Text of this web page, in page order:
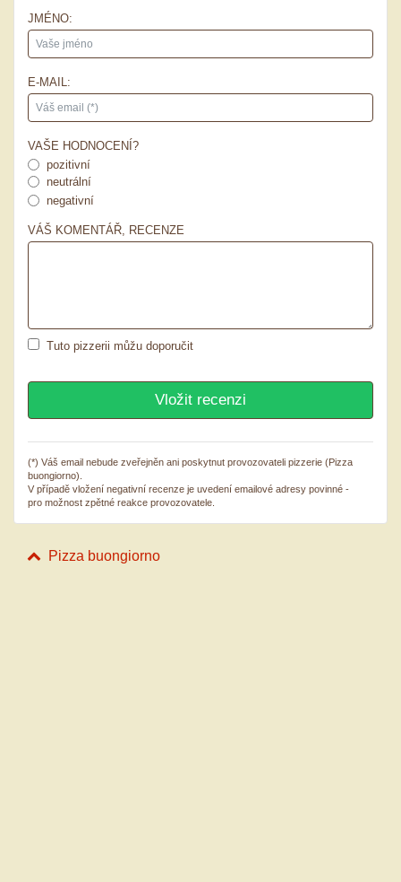
JMÉNO:
E-MAIL:
VAŠE HODNOCENÍ?
pozitivní
neutrální
negativní
VÁŠ KOMENTÁŘ, RECENZE
Tuto pizzerii můžu doporučit
(*) Váš email nebude zveřejněn ani poskytnut provozovateli pizzerie (Pizza
buongiorno).
V případě vložení negativní recenze je uvedení emailové adresy povinné -
pro možnost zpětné reakce provozovatele.
Pizza buongiorno